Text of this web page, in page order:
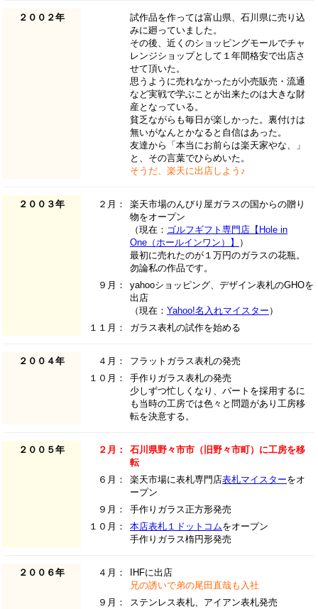
２００２年
試作品を作っては富山県、石川県に売り込
みに廻っていました。
その後、近くのショッピングモールでチャ
レンジショップとして１年間格安で出店さ
せて頂いた。
思うように売れなかったが小売販売・流通
など実戦で学ぶことが出来たのは大きな財
産となっている。
貧乏ながらも毎日が楽しかった。裏付けは
無いがなんとかなると自信はあった。
友達から「本当にお前らは楽天家やな、」
と、その言葉でひらめいた。
そうだ、楽天に出店しよう♪
２００３年 ２月：
楽天市場のんびり屋ガラスの国からの贈り
物をオープン
（現在： ゴルフギフト専門店【Hole in
One（ホールインワン）】
）
最初に売れたのが１万円のガラスの花瓶。
勿論私の作品です。
９月：
yahooショッピング、デザイン表札のGHOを
出店
（現在： Yahoo!名入れマイスター ）
１１月：
ガラス表札の試作を始める
２００４年 ４月：
フラットガラス表札の発売
１０月：
手作りガラス表札の発売
少しずつ忙しくなり、パートを採用するに
も当時の工房では色々と問題があり工房移
転を決意する。
２００５年 ２月：
石川県野々市市（旧野々市町）に工房を移
転
６月：
楽天市場に表札専門店表札マイスターをオ
ープン
９月：
手作りガラス正方形発売
１０月：
本店表札１ドットコムをオープン
手作りガラス楕円形発売
２００６年 ４月：
IHFに出店
兄の誘いで弟の尾田直哉も入社
９月：
ステンレス表札、アイアン表札発売